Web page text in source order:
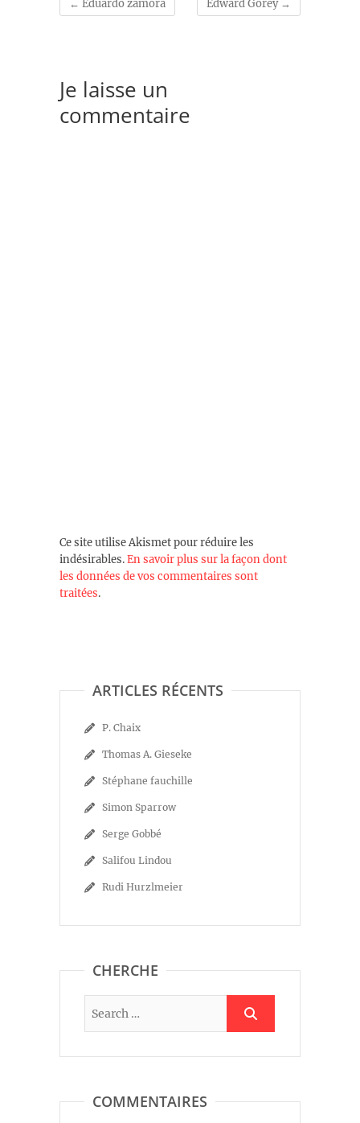
← Eduardo zamora Edward Gorey →
Je laisse un
commentaire
Ce site utilise Akismet pour réduire les
indésirables.En savoir plus sur la façon dont
les données de vos commentaires sont
traitées.
ARTICLES RÉCENTS
P. Chaix
Thomas A. Gieseke
Stéphane fauchille
Simon Sparrow
Serge Gobbé
Salifou Lindou
Rudi Hurzlmeier
CHERCHE
COMMENTAIRES